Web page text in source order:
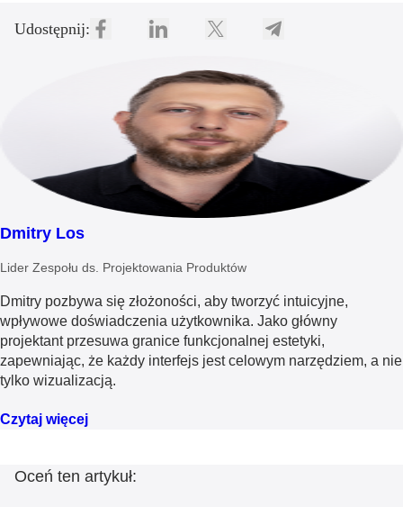
Udostępnij:
Dmitry Los
Lider Zespołu ds. Projektowania Produktów
Dmitry pozbywa się złożoności, aby tworzyć intuicyjne,
wpływowe doświadczenia użytkownika. Jako główny
projektant przesuwa granice funkcjonalnej estetyki,
zapewniając, że każdy interfejs jest celowym narzędziem, a nie
tylko wizualizacją.
Czytaj więcej
Oceń ten artykuł: